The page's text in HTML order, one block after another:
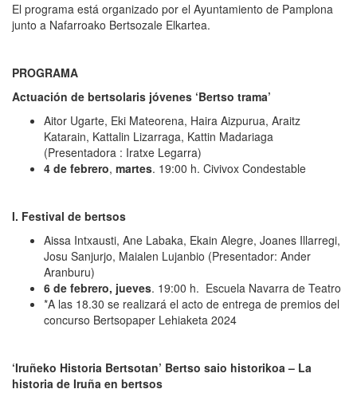
El programa está organizado por el Ayuntamiento de Pamplona
junto a Nafarroako Bertsozale Elkartea.
PROGRAMA
Actuación de bertsolaris jóvenes ‘Bertso trama’
Aitor Ugarte, Eki Mateorena, Haira Aizpurua, Araitz
Katarain, Kattalin Lizarraga, Kattin Madariaga
(Presentadora : Iratxe Legarra)
4 de febrero, martes. 19:00 h. Civivox Condestable
I. Festival de bertsos
Aissa Intxausti, Ane Labaka, Ekain Alegre, Joanes Illarregi,
Josu Sanjurjo, Maialen Lujanbio (Presentador: Ander
Aranburu)
6 de febrero, jueves. 19:00 h. Escuela Navarra de Teatro
*A las 18.30 se realizará el acto de entrega de premios del
concurso Bertsopaper Lehiaketa 2024
‘Iruñeko Historia Bertsotan’ Bertso saio historikoa – La
historia de Iruña en bertsos